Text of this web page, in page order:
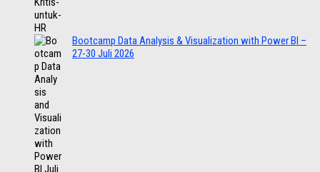
Bootcamp Data Analysis & Visualization with Power BI –
27-30 Juli 2026